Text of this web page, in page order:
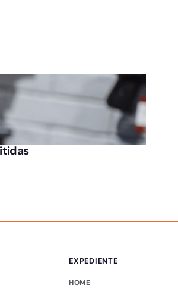
EXPEDIENTE
HOME